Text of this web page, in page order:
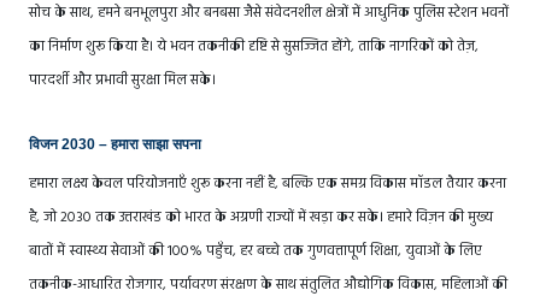
सोच के साथ, हमने बनभूलपुरा और बनबसा जैसे संवेदनशील क्षेत्रों में आधुनिक पुलिस स्टेशन भवनों
का निर्माण शुरू किया है। ये भवन तकनीकी दृष्टि से सुसज्जित होंगे, ताकि नागरिकों को तेज़,
पारदर्शी और प्रभावी सुरक्षा मिल सके।
विजन 2030 – हमारा साझा सपना
हमारा लक्ष्य केवल परियोजनाएँ शुरू करना नहीं है, बल्कि एक समग्र विकास मॉडल तैयार करना
है, जो 2030 तक उत्तराखंड को भारत के अग्रणी राज्यों में खड़ा कर सके। हमारे विज़न की मुख्य
बातों में स्वास्थ्य सेवाओं की 100% पहुँच, हर बच्चे तक गुणवत्तापूर्ण शिक्षा, युवाओं के लिए
तकनीक-आधारित रोजगार, पर्यावरण संरक्षण के साथ संतुलित औद्योगिक विकास, महिलाओं की